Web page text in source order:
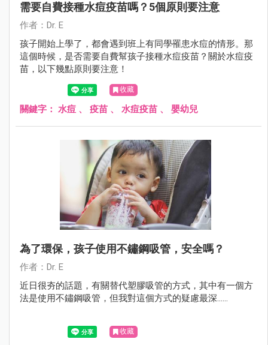
需要自費接種水痘疫苗嗎？5個原則要注意
作者：Dr. E
孩子開始上學了，都會遇到班上有同學罹患水痘的情形。那
這個時候，是否需要自費幫孩子接種水痘疫苗？關於水痘疫
苗，以下幾點原則要注意！
收藏
關鍵字： 水痘 、 疫苗 、 水痘疫苗 、 嬰幼兒
為了環保，孩子使用不鏽鋼吸管，安全嗎？
作者：Dr. E
近日很夯的話題，有關替代塑膠吸管的方式，其中有一個方
法是使用不鏽鋼吸管，但我對這個方式的疑慮最深......
收藏